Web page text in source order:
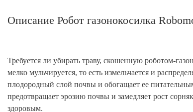
Описание Робот газонокосилка
Требуется ли убирать траву, скошенную роботом-
мелко мульчируется, то есть измельчается и
плодородный слой почвы и обогащает ее
предотвращает эрозию почвы и замедляет рост
здоровым.